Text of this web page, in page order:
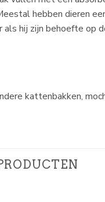
hebben dieren
hij zijn behoefte op
kattenbakken,